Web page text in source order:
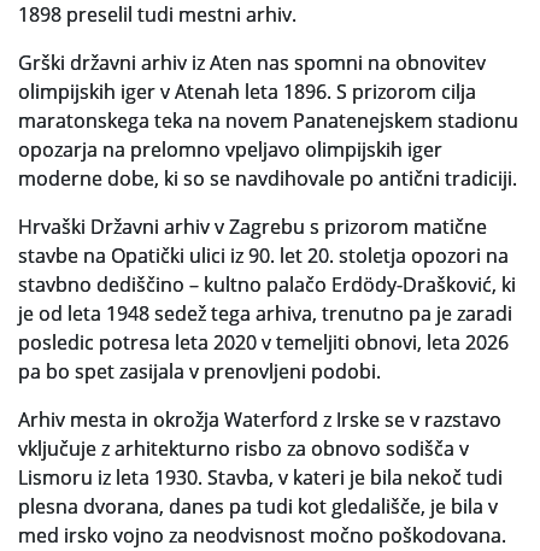
1898 preselil tudi mestni arhiv.
Grški državni arhiv iz Aten nas spomni na obnovitev
olimpijskih iger v Atenah leta 1896. S prizorom cilja
maratonskega teka na novem Panatenejskem stadionu
opozarja na prelomno vpeljavo olimpijskih iger
moderne dobe, ki so se navdihovale po antični tradiciji.
Hrvaški Državni arhiv v Zagrebu s prizorom matične
stavbe na Opatički ulici iz 90. let 20. stoletja opozori na
stavbno dediščino – kultno palačo Erdödy-Drašković, ki
je od leta 1948 sedež tega arhiva, trenutno pa je zaradi
posledic potresa leta 2020 v temeljiti obnovi, leta 2026
pa bo spet zasijala v prenovljeni podobi.
Arhiv mesta in okrožja Waterford z Irske se v razstavo
vključuje z arhitekturno risbo za obnovo sodišča v
Lismoru iz leta 1930. Stavba, v kateri je bila nekoč tudi
plesna dvorana, danes pa tudi kot gledališče, je bila v
med irsko vojno za neodvisnost močno poškodovana.